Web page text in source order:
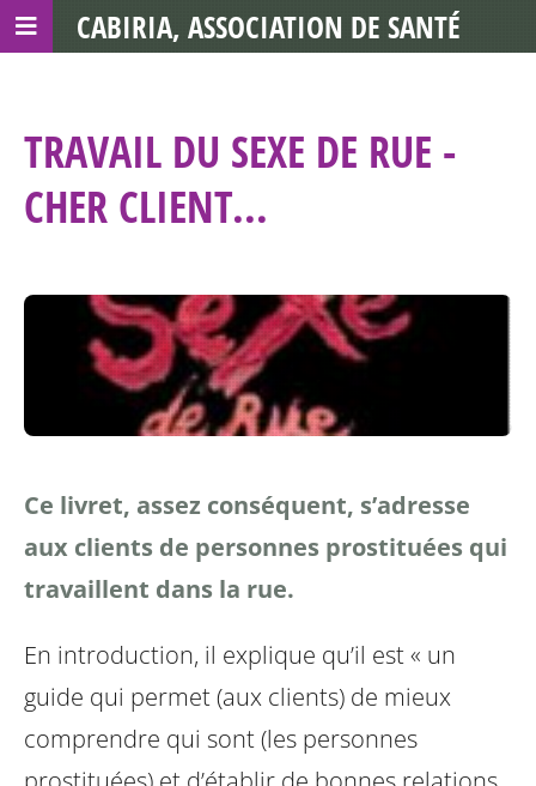
TRAVAIL DU SEXE DE RUE -
CHER CLIENT...
Ce livret, assez conséquent, s’adresse
aux clients de personnes prostituées qui
travaillent dans la rue.
En introduction, il explique qu’il est « un
guide qui permet (aux clients) de mieux
comprendre qui sont (les personnes
CABIRIA, ASSOCIATION DE SANTÉ